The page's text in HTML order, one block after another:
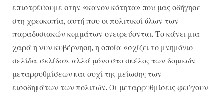
επιστρέψουμε στην «κανονικότητα» που μας οδήγησε
στη χρεοκοπία, αυτή που οι πολιτικοί όλων των
παραδοσιακών κομμάτων ονειρεύονται. Το κάνει μια
χαρά η νυν κυβέρνηση, η οποία «σχίζει το μνημόνιο
σελίδα, σελίδα», αλλά μόνο στο σκέλος των δομικών
μεταρρυθμίσεων και ουχί της μείωσης των
εισοδημάτων των πολιτών. Οι μεταρρυθμίσεις φεύγουν